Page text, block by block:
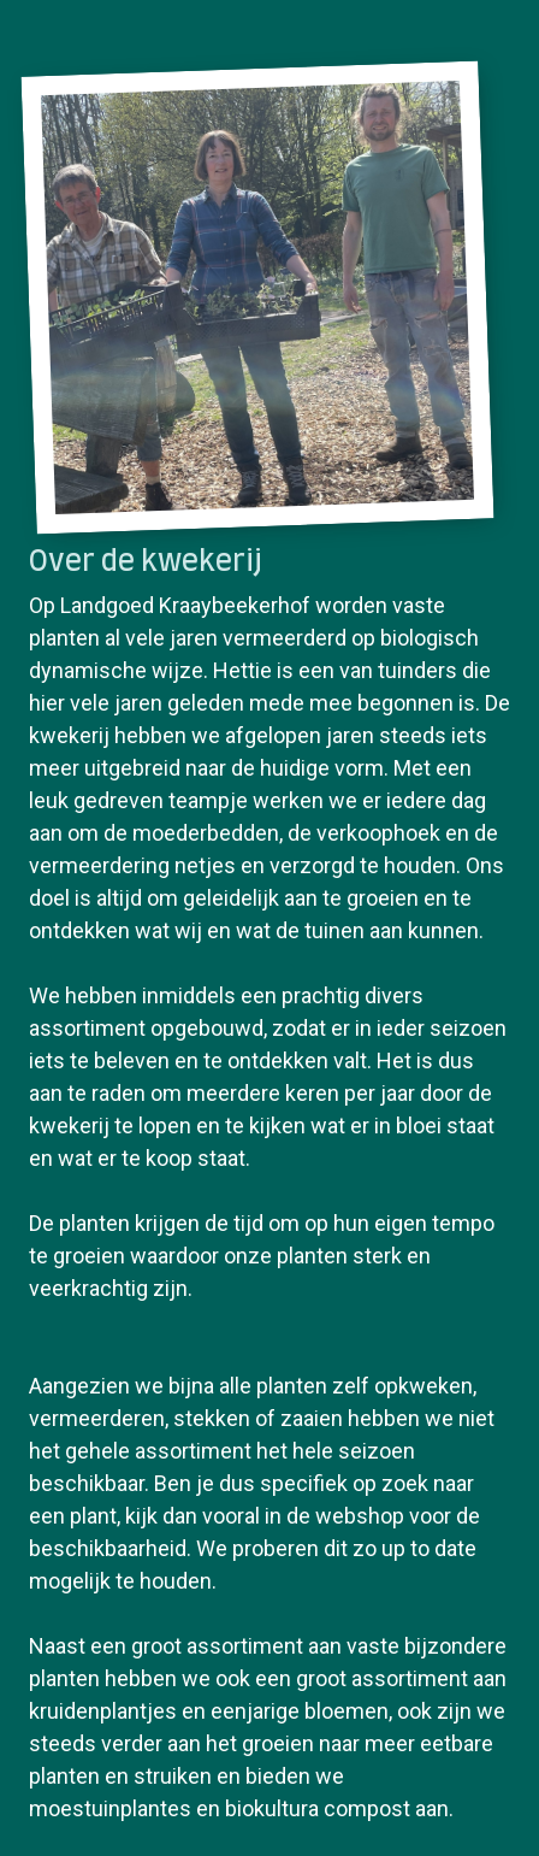
Over de kwekerij
Op Landgoed Kraaybeekerhof worden vaste
planten al vele jaren vermeerderd op biologisch
dynamische wijze. Hettie is een van tuinders die
hier vele jaren geleden mede mee begonnen is. De
kwekerij hebben we afgelopen jaren steeds iets
meer uitgebreid naar de huidige vorm. Met een
leuk gedreven teampje werken we er iedere dag
aan om de moederbedden, de verkoophoek en de
vermeerdering netjes en verzorgd te houden. Ons
doel is altijd om geleidelijk aan te groeien en te
ontdekken wat wij en wat de tuinen aan kunnen.
We hebben inmiddels een prachtig divers
assortiment opgebouwd, zodat er in ieder seizoen
iets te beleven en te ontdekken valt. Het is dus
aan te raden om meerdere keren per jaar door de
kwekerij te lopen en te kijken wat er in bloei staat
en wat er te koop staat.
De planten krijgen de tijd om op hun eigen tempo
te groeien waardoor onze planten sterk en
veerkrachtig zijn.
Aangezien we bijna alle planten zelf opkweken,
vermeerderen, stekken of zaaien hebben we niet
het gehele assortiment het hele seizoen
beschikbaar. Ben je dus specifiek op zoek naar
een plant, kijk dan vooral in de webshop voor de
beschikbaarheid. We proberen dit zo up to date
mogelijk te houden.
Naast een groot assortiment aan vaste bijzondere
planten hebben we ook een groot assortiment aan
kruidenplantjes en eenjarige bloemen, ook zijn we
steeds verder aan het groeien naar meer eetbare
planten en struiken en bieden we
moestuinplantes en biokultura compost aan.